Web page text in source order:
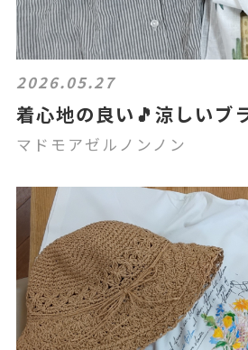
2026.05.27
着心地の良い🎵涼しいブ
マドモアゼルノンノン